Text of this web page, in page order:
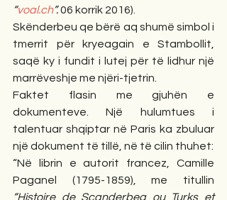
“voal.ch”. 06 korrik 2016).
Skënderbeu qe bërë aq shumë simbol i
tmerrit për kryeagain e Stambollit,
saqë ky i fundit i lutej për të lidhur një
marrëveshje me njëri-tjetrin.
Faktet flasin me gjuhën e
dokumenteve. Një hulumtues i
talentuar shqiptar në Paris ka zbuluar
një dokument të tillë, në të cilin thuhet:
“Në librin e autorit francez, Camille
“Histoire de Scanderbeg ou Turks et